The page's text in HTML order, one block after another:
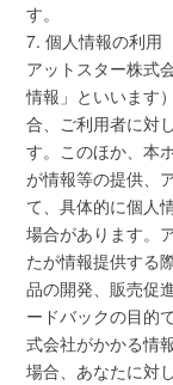
す。
7. 個人情報の利用
アットスター株式
情報」といいます
合、ご利用者に対
す。このほか、本
が情報等の提供、
て、具体的に個人
場合があります。
たが情報提供する
品の開発、販売促
ードバックの目的
式会社がかかる情
場合、あなたに対